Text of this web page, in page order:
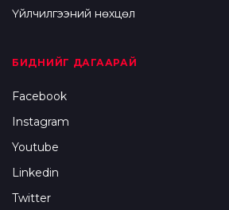
Үйлчилгээний нөхцөл
БИДНИЙГ ДАГААРАЙ
Facebook
Instagram
Youtube
Linkedin
Twitter